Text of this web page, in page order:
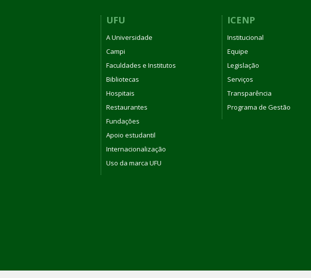
UFU
A Universidade
Campi
Faculdades e Institutos
Bibliotecas
Hospitais
Restaurantes
Fundações
Apoio estudantil
Internacionalização
Uso da marca UFU
ICENP
Institucional
Equipe
Legislação
Serviços
Transparência
Programa de Gestão